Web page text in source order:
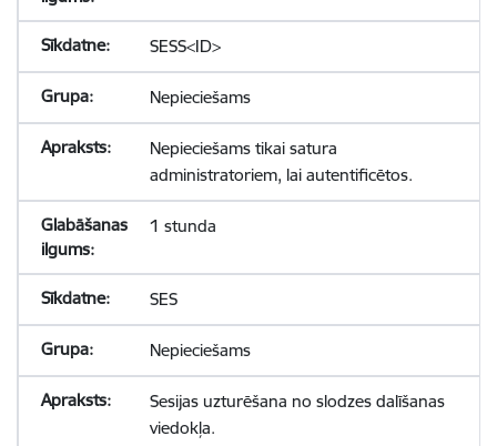
SESS<ID>
Nepieciešams
Nepieciešams tikai satura
administratoriem, lai autentificētos.
1 stunda
SES
Nepieciešams
Sesijas uzturēšana no slodzes dalīšanas
viedokļa.